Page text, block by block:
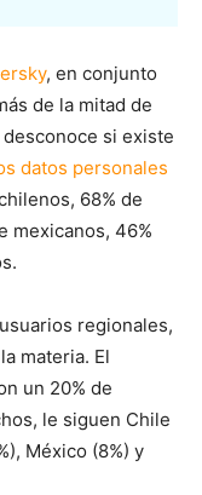
, en conjunto
de la mitad de
si existe
datos personales
68% de
mexicanos, 46%
regionales,
materia. El
un 20% de
le siguen Chile
México (8%) y